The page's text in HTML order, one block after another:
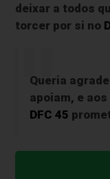
deixar a todos
torcer por si no
Queria
apoiam, e
DFC 45